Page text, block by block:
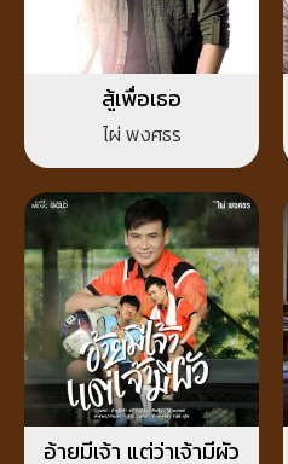
สู้เพื่อเธอ
ไผ่ พงศธร
อ้ายมีเจ้า แต่ว่าเจ้ามีผัว